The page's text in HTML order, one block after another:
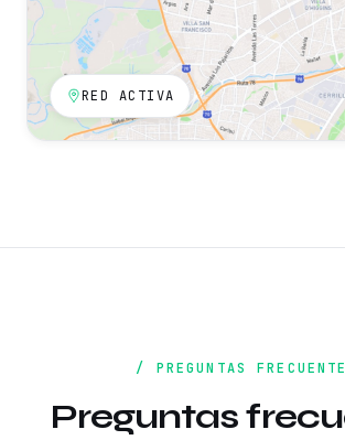
RED ACTIVA
/ PREGUNTAS
Preguntas